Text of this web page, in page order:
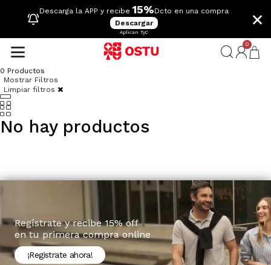
Descarga la APP y recibe 15%Dcto en una compra
Descargar
Aplican TyC
×
0
0 Productos
Mostrar Filtros
Limpiar filtros
No hay productos
Regístrate y recibe 15% off
en tu primera compra online
¡Registrate ahora!